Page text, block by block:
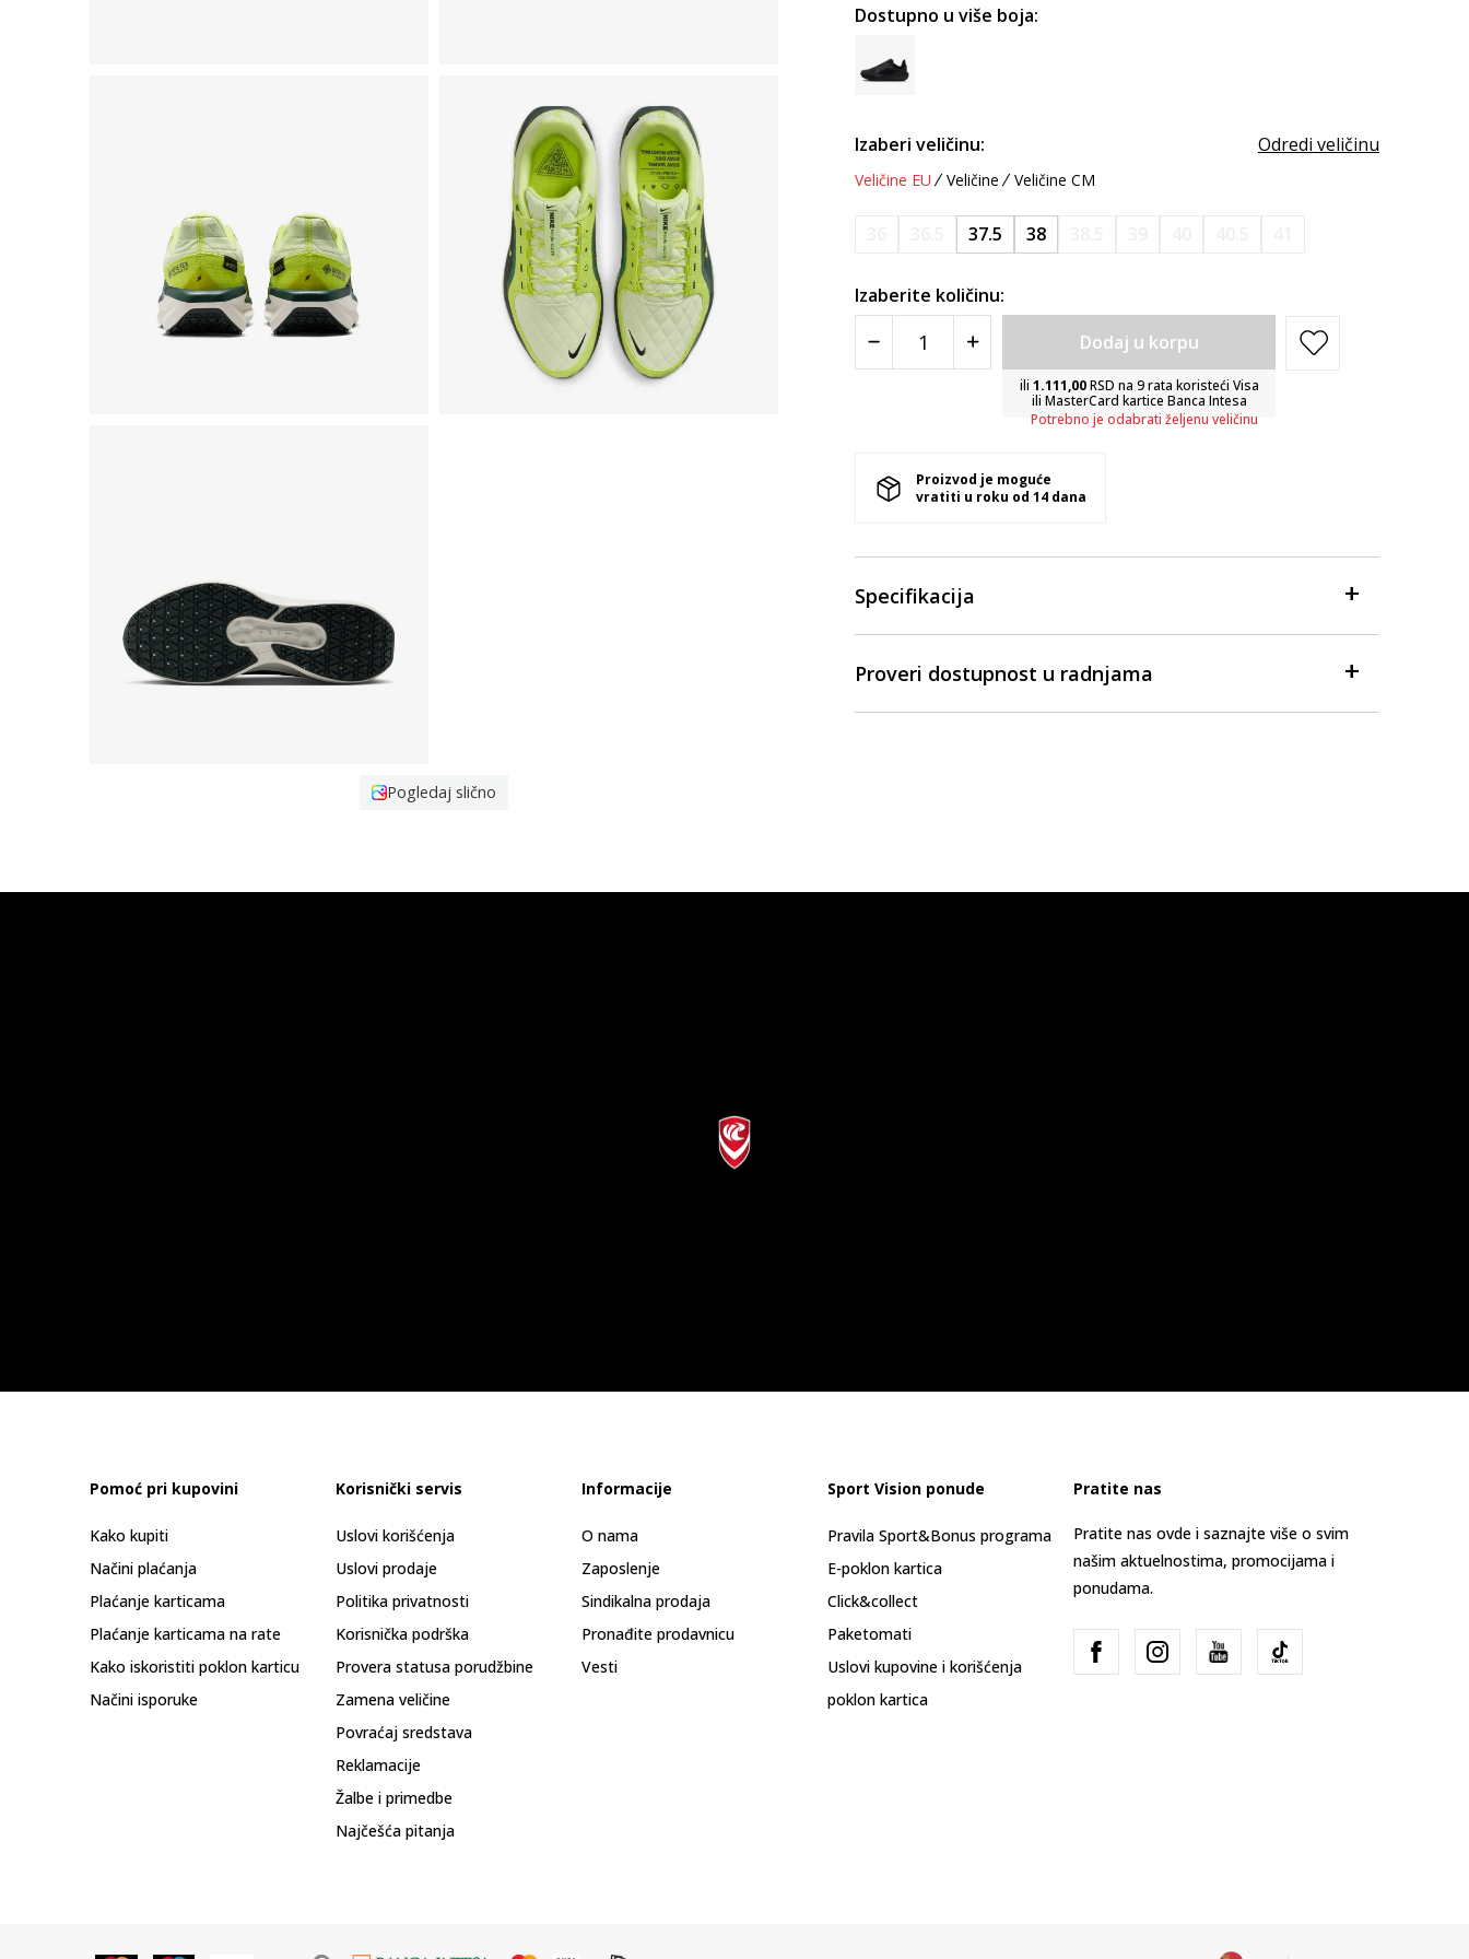
Pogledaj slično
Dostupno u više boja:
Izaberi veličinu: Odredi veličinu
Veličine EU Veličine Veličine CM
37.5 38
Izaberite količinu:
Dodaj u korpu
ili 1.111,00RSD na 9 rata koristeći Visa
ili MasterCard kartice Banca Intesa
Potrebno je odabrati željenu veličinu
Proizvod je moguće
vratiti u roku od 14 dana
Specifikacija
Proveri dostupnost u radnjama
Pomoć pri kupovini
Kako kupiti
Načini plaćanja
Plaćanje karticama
Plaćanje karticama na rate
Kako iskoristiti poklon karticu
Načini isporuke
Korisnički servis
Uslovi korišćenja
Uslovi prodaje
Politika privatnosti
Korisnička podrška
Provera statusa porudžbine
Zamena veličine
Povraćaj sredstava
Reklamacije
Žalbe i primedbe
Najčešća pitanja
Informacije
O nama
Zaposlenje
Sindikalna prodaja
Pronađite prodavnicu
Vesti
Sport Vision ponude
Pravila Sport&Bonus programa
E-poklon kartica
Click&collect
Paketomati
Uslovi kupovine i korišćenja
poklon kartica
Pratite nas
Pratite nas ovde i saznajte više o svim
našim aktuelnostima, promocijama i
ponudama.